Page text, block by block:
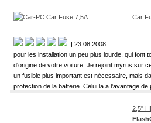
Car
| 23.08.2008
pour les installation un peu plus lourde, qui font
d'origine de votre voiture. Je rejoint myrus sur
un fusible plus important est nécessaire, mais
protection de la batterie. Celui la a l'avantage de
2,5"